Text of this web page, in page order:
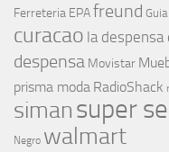
Ferreteria EPAfreund
curacao la despensa
despensa Movistar
prisma moda RadioShack
simansuper
Negro walmart